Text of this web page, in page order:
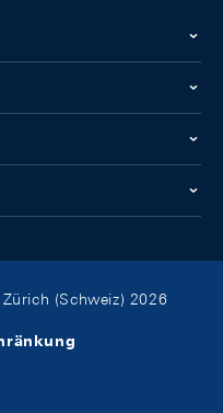
(Schweiz) 2026